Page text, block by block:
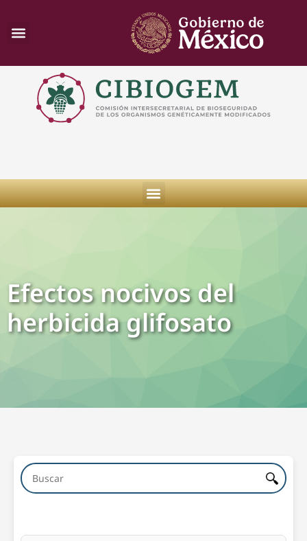
Efectos nocivos del
herbicida glifosato